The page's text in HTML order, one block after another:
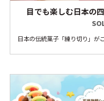
目でも楽しむ日本の
日本の伝統菓子「練り切り」が